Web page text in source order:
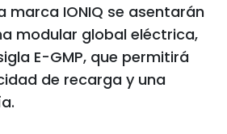
marca IONIQ se asentarán
modular global eléctrica,
E-GMP, que permitirá
de recarga y una